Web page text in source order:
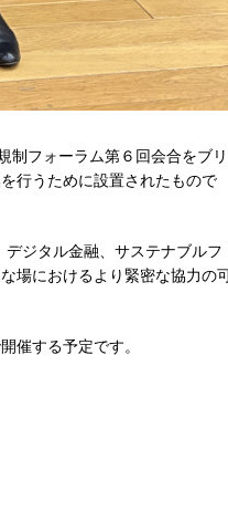
制フォーラム第６回会合をブリ
行うために設置されたもので
ジタル金融、サステナブルフ
場におけるより緊密な協力の
催する予定です。